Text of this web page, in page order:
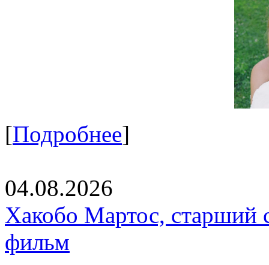
[Подробнее]
04.08.2026
Хакобо Мартос, старший
фильм